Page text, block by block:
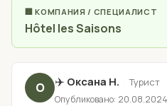
🏢 КОМПАНИЯ / СПЕЦИАЛИСТ
Hôtel les Saisons
О ✈️ Оксана Н. Турист
Опубликовано: 20.08.2024